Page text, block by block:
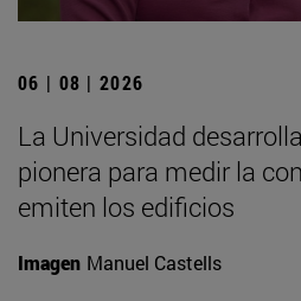
06 | 08 | 2026
La Universidad
pionera para medir la
emiten los edificios
Imagen Manuel Castells